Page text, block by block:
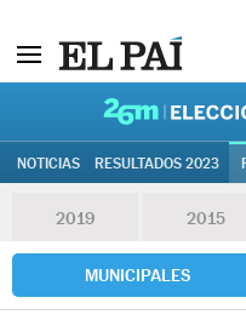
NOTICIAS RESULTADOS 2023
2019 2015
MUNICIPALES